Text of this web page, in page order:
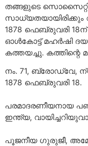
തങ്ങളുടെ
സാധ്യതയായിരിക്കും
1878 ഫെബ്രുവരി 18ന്
ഓള്‍കോട്ട് മഹര്‍ഷി
കത്തയച്ചു. കത്തിന്റെ
നം. 71, ബ്രോഡ്‌വേ,
1878 ഫെബ്രുവരി 18.
പരമാദരണീയനായ
ഇന്ത്യ,
പൂജനീയ ഗുരുജീ,